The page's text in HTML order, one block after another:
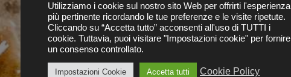
Utilizziamo i cookie sul nostro sito Web per offrirti l'esperienza
più pertinente ricordando le tue preferenze e le visite ripetute.
Cliccando su “Accetta tutto” acconsenti all'uso di TUTTI i
cookie. Tuttavia, puoi visitare "Impostazioni cookie" per fornire
un consenso controllato.
Impostazioni Cookie Accetta tutti Cookie Policy